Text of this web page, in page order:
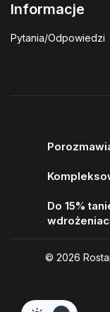
Informacje
Pytania/Odpowiedzi
Do 15%
© 2026